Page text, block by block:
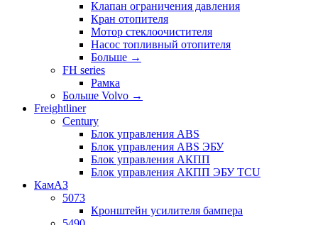
Клапан ограничения давления
Кран отопителя
Мотор стеклоочистителя
Насос топливный отопителя
Больше →
FH series
Рамка
Больше Volvo →
Freightliner
Century
Блок управления ABS
Блок управления ABS ЭБУ
Блок управления АКПП
Блок управления АКПП ЭБУ TCU
КамАЗ
5073
Кронштейн усилителя бампера